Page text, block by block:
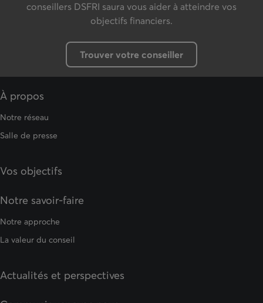
conseillers DSFRI saura vous aider à atteindre vos
objectifs financiers.
Trouver votre conseiller
À propos
Notre réseau
Salle de presse
Vos objectifs
Notre savoir-faire
Notre approche
La valeur du conseil
Actualités et perspectives